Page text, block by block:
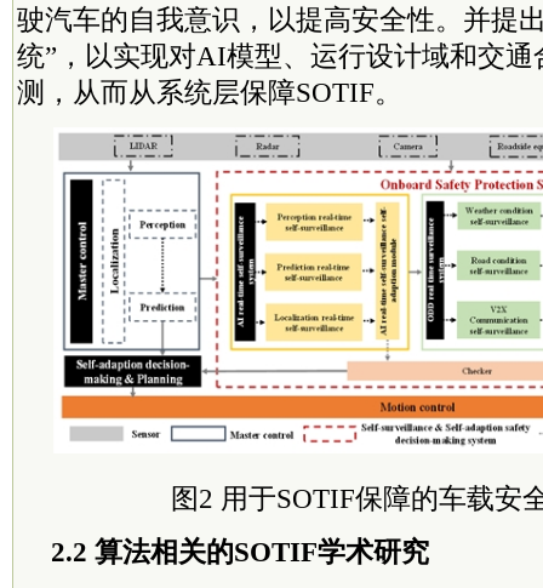
驶汽车的自我意识，以提高安全性。并提
统”，以实现对AI模型、运行设计域和交
测，从而从系统层保障SOTIF。
图2 用于SOTIF保障的车载安
2.2 算法相关的SOTIF学术研究